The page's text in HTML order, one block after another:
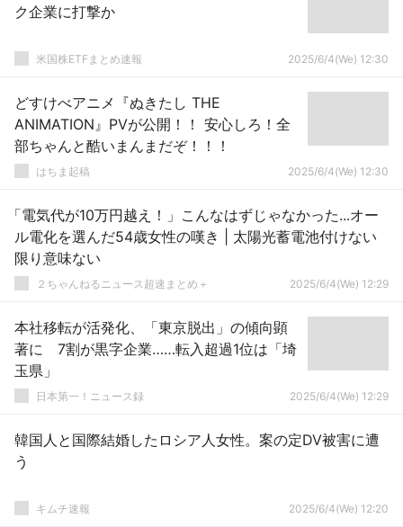
ク企業に打撃か
米国株ETFまとめ速報 2025/6/4(We) 12:30
どすけべアニメ『ぬきたし THE
ANIMATION』PVが公開！！ 安心しろ！全
部ちゃんと酷いまんまだぞ！！！
はちま起稿 2025/6/4(We) 12:30
「電気代が10万円越え！」こんなはずじゃなかった...オー
ル電化を選んだ54歳女性の嘆き | 太陽光蓄電池付けない
限り意味ない
２ちゃんねるニュース超速まとめ＋ 2025/6/4(We) 12:29
本社移転が活発化、「東京脱出」の傾向顕
著に 7割が黒字企業……転入超過1位は「埼
玉県」
日本第一！ニュース録 2025/6/4(We) 12:29
韓国人と国際結婚したロシア人女性。案の定DV被害に遭
う
キムチ速報 2025/6/4(We) 12:20